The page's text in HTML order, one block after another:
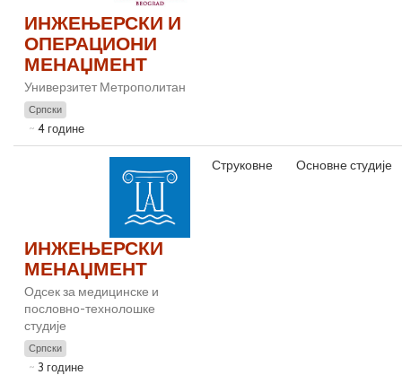
ИНЖЕЊЕРСКИ И
ОПЕРАЦИОНИ
МЕНАЏМЕНТ
Универзитет Метрополитан
Српски
4 године
ИНЖЕЊЕРСКИ
МЕНАЏМЕНТ
Одсек за медицинске и
пословно-технолошке
студије
Српски
3 године
Струковне Основне студије